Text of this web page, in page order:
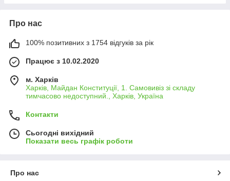
Про нас
100% позитивних з 1754 відгуків за рік
Працює з 10.02.2020
м. Харків
Харків, Майдан Конституції, 1. Самовивіз зі складу
тимчасово недоступний., Харків, Україна
Контакти
Сьогодні вихідний
Показати весь графік роботи
Про нас